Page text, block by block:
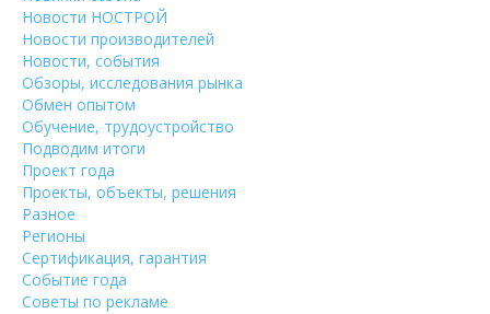
Новости НОСТРОЙ
Новости производителей
Новости, события
Обзоры, исследования рынка
Обмен опытом
Обучение, трудоустройство
Подводим итоги
Проект года
Проекты, объекты, решения
Разное
Регионы
Сертификация, гарантия
Событие года
Советы по рекламе